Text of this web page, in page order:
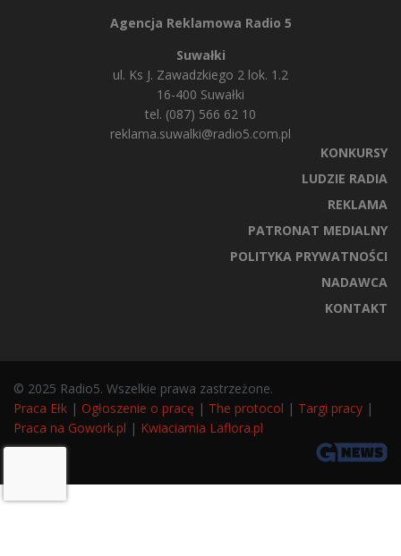
Agencja Reklamowa Radio 5
Suwałki
ul. Ks J. Zawadzkiego 2 lok. 1.2
16-400 Suwałki
tel. (087) 566 62 10
reklama.suwalki@radio5.com.pl
KONKURSY
LUDZIE RADIA
REKLAMA
PATRONAT MEDIALNY
POLITYKA PRYWATNOŚCI
NADAWCA
KONTAKT
© 2025 Radio5. Wszelkie prawa zastrzeżone.
Praca Ełk | Ogłoszenie o pracę | The protocol | Targi pracy |
Praca na Gowork.pl | Kwiaciarnia Laflora.pl